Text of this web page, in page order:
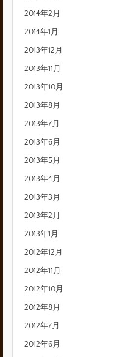
2014年2月
2014年1月
2013年12月
2013年11月
2013年10月
2013年8月
2013年7月
2013年6月
2013年5月
2013年4月
2013年3月
2013年2月
2013年1月
2012年12月
2012年11月
2012年10月
2012年8月
2012年7月
2012年6月